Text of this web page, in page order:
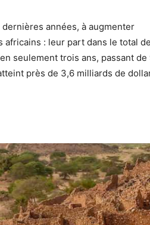
dernières années, à augmenter
: leur part dans le total
seulement trois ans, passant de
près de 3,6 milliards de